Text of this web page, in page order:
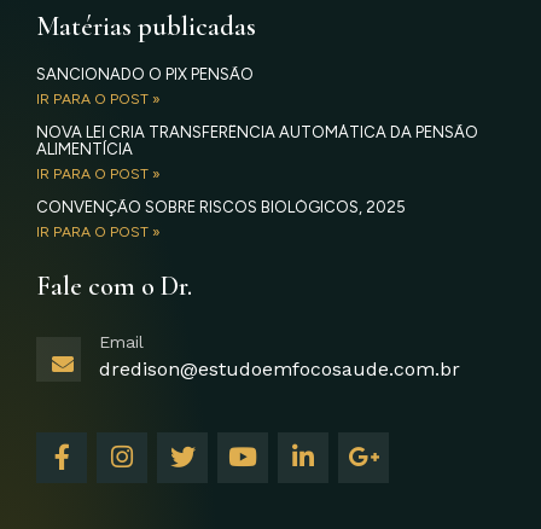
Matérias publicadas
SANCIONADO O PIX PENSÃO
IR PARA O POST »
NOVA LEI CRIA TRANSFERÊNCIA AUTOMÁTICA DA PENSÃO
ALIMENTÍCIA
IR PARA O POST »
CONVENÇÃO SOBRE RISCOS BIOLÓGICOS, 2025
IR PARA O POST »
Fale com o Dr.
Email
dredison@estudoemfocosaude.com.br
F
a
I
n
T
w
Y
o
L
i
G
o